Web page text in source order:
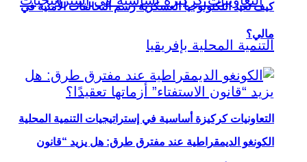
التعاونيات كركيزة أساسية في إستراتيجيات التنمية المحلية
كيف تعيد التكنولوجيا العسكرية رسم التحالفات الأمنية في
مالي؟
الكونغو الديمقراطية عند مفترق طرق: هل يزيد “قانون